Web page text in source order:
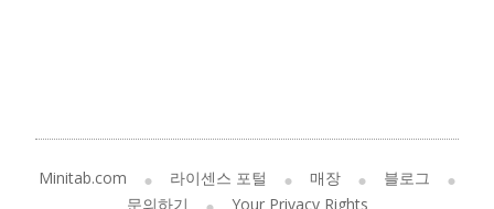
Minitab.com 라이센스 포털 매장
블로그
문의하기
Your Privacy Rights